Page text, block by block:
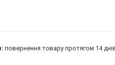
повернення товару протягом 14